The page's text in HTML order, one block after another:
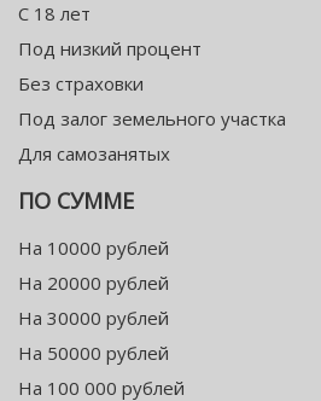
С 18 лет
Под низкий процент
Без страховки
Под залог земельного участка
Для самозанятых
ПО СУММЕ
На 10000 рублей
На 20000 рублей
На 30000 рублей
На 50000 рублей
На 100 000 рублей